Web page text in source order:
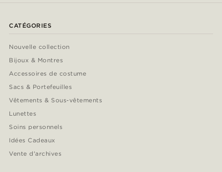
CATÉGORIES
Nouvelle collection
Bijoux & Montres
Accessoires de costume
Sacs & Portefeuilles
Vêtements & Sous-vêtements
Lunettes
Soins personnels
Idées Cadeaux
Vente d'archives